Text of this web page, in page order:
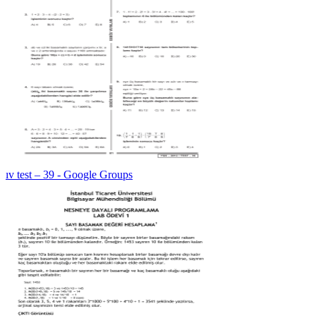
ıv test – 39 - Google Groups